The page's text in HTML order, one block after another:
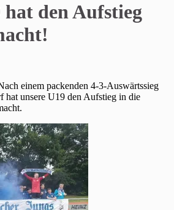
hat den Aufstieg
einem packenden 4-3-Auswärtssieg
hat unsere U19 den Aufstieg in die